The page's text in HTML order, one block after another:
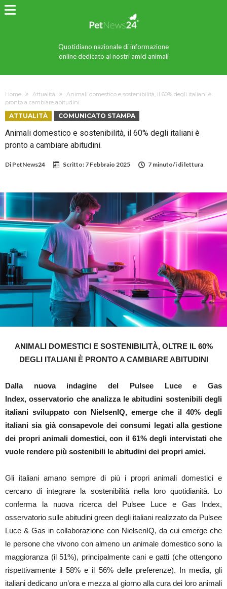
Quotidiano nazionale di informazione
online dedicato ai nostri amici animali
Home Attualità
Animali domestico e sostenibilità, il 60% degli italiani è
pronto a cambiare abitudini.
ATTUALITÀ COMUNICATO STAMPA
Animali domestico e sostenibilità, il 60% degli italiani è
pronto a cambiare abitudini.
Di PetNews24 Scritto: 7 Febbraio 2025 7 minuto/i di lettura
ANIMALI DOMESTICI E SOSTENIBILITÀ, OLTRE IL 60%
DEGLI ITALIANI È PRONTO A CAMBIARE ABITUDINI
Dalla nuova indagine del Pulsee Luce e Gas
Index, osservatorio che analizza le abitudini sostenibili degli
italiani sviluppato con NielsenIQ, emerge che il 40% degli
italiani sia già consapevole dei consumi legati alla gestione
dei propri animali domestici, con il 61% degli intervistati che
vuole rendere più sostenibili le abitudini dei propri amici.
Gli italiani amano sempre di più i propri animali domestici e
cercano di integrare la sostenibilità nella loro quotidianità. Lo
conferma la nuova ricerca del Pulsee Luce e Gas Index,
osservatorio sulle abitudini green degli italiani realizzato da Pulsee
Luce & Gas in collaborazione con NielsenIQ, da cui emerge che
le persone che vivono con almeno un animale domestico sono la
maggioranza (il 51%), principalmente cani e gatti (che ottengono
rispettivamente il 58% e il 56% delle preferenze). In media, gli
italiani dedicano un’ora e mezza al giorno alla cura dei loro animali